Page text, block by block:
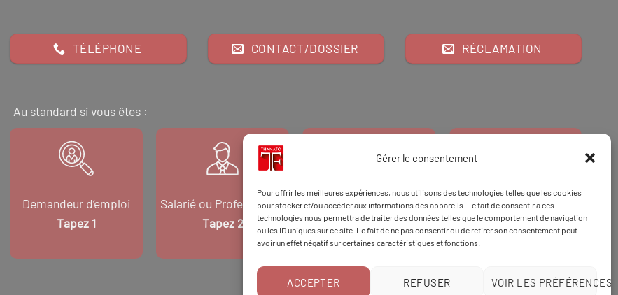
Gérer le consentement
Pour offrir les meilleures expériences, nous utilisons des technologies telles que les cookies
pour stocker et/ou accéder aux informations des appareils. Le fait de consentir à ces
technologies nous permettra de traiter des données telles que le comportement de navigation
ou les ID uniques sur ce site. Le fait de ne pas consentir ou de retirer son consentement peut
avoir un effet négatif sur certaines caractéristiques et fonctions.
ACCEPTER REFUSER VOIR LES PRÉFÉRENCES
TÉLÉPHONE CONTACT/DOSSIER RÉCLAMATION
Au standard si vous êtes :
Demandeur d’emploi
Tapez 1
Salarié ou Professionnel
Tapez 2
Financeur
Tapez 3
EtTapez 98pour
une formation